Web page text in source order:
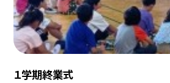
１学期終業式